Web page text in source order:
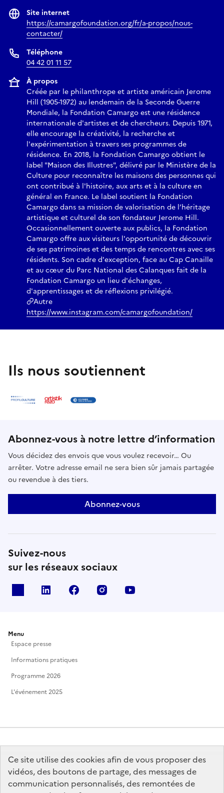
Ce site utilise des cookies afin de vous proposer des
vidéos, des boutons de partage, des messages de
communication personnalisés, des remontées de
Site internet
https://camargofoundation.org/fr/a-propos/nous-
contacter/
Téléphone
04 42 01 11 57
À propos
Créée par le philanthrope et artiste américain Jerome
Hill (1905-1972) au lendemain de la Seconde Guerre
Mondiale, la Fondation Camargo est une résidence
internationale d'artistes et de chercheurs. Depuis 1971,
elle encourage la créativité, la recherche et
l'expérimentation à travers ses programmes de
résidence. En 2018, la Fondation Camargo obtient le
label "Maison des Illustres", délivré par le Ministère de la
Culture pour reconnaître les maisons des personnes qui
ont contribué à l'histoire, aux arts et à la culture en
général en France. Le label soutient la Fondation
Camargo dans sa mission de valorisation de l’héritage
artistique et culturel de son fondateur Jerome Hill.
Occasionnellement ouverte aux publics, la Fondation
Camargo offre aux visiteurs l'opportunité de découvrir
de ses patrimoines et des temps de rencontres avec ses
résidents. Son cadre d'exception, face au Cap Canaille
et au cœur du Parc National des Calanques fait de la
Fondation Camargo un lieu d'échanges,
d'apprentissages et de réflexions privilégié.
Autre
https://www.instagram.com/camargofoundation/
Ils nous soutiennent
Abonnez-vous à notre lettre d’information
Vous décidez des envois que vous voulez recevoir… Ou
arrêter. Votre adresse email ne sera bien sûr jamais partagée
ou revendue à des tiers.
Abonnez-vous
Suivez-nous
sur les réseaux sociaux
Linkedin Facebook Instagram
Menu
Espace presse
Informations pratiques
Programme 2026
L'événement 2025
MINISTÈRE
DE LA CULTURE